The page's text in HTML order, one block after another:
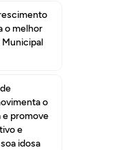
o melhor
Municipal
o
e promove
e
idosa